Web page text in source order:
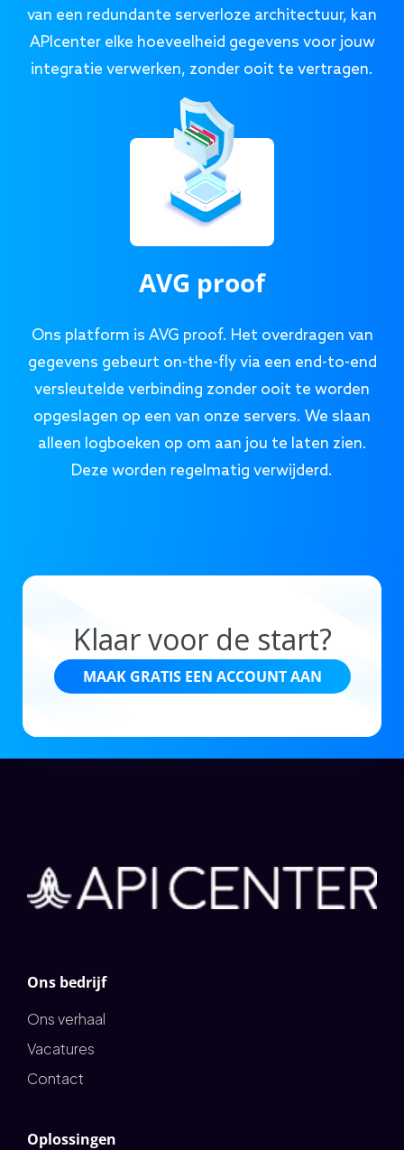
van een redundante serverloze architectuur, kan
APIcenter elke hoeveelheid gegevens voor jouw
integratie verwerken, zonder ooit te vertragen.
AVG proof
Ons platform is AVG proof. Het overdragen van
gegevens gebeurt on-the-fly via een end-to-end
versleutelde verbinding zonder ooit te worden
opgeslagen op een van onze servers. We slaan
alleen logboeken op om aan jou te laten zien.
Deze worden regelmatig verwijderd.
Klaar voor de start?
MAAK GRATIS EEN ACCOUNT AAN
Ons bedrijf
Ons verhaal
Vacatures
Contact
Oplossingen